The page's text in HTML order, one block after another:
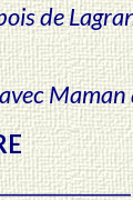
de